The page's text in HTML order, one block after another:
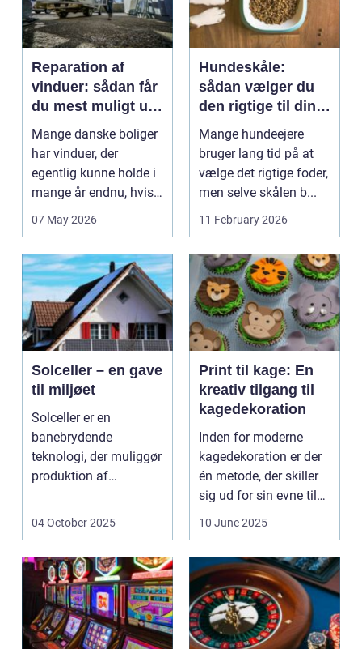
Reparation af
vinduer: sådan får
du mest muligt ud
af dine gamle
rammer
Mange danske boliger
har vinduer, der
egentlig kunne holde i
mange år endnu, hvis
07 May 2026
Hundeskåle:
sådan vælger du
den rigtige til din
hund
Mange hundeejere
bruger lang tid på at
vælge det rigtige foder,
men selve skålen b...
11 February 2026
Solceller – en gave
til miljøet
Solceller er en
banebrydende
teknologi, der muliggør
produktion af
udnytt...
04 October 2025
Print til kage: En
kreativ tilgang til
kagedekoration
Inden for moderne
kagedekoration er der
én metode, der skiller
sig ud for sin evne til
10 June 2025